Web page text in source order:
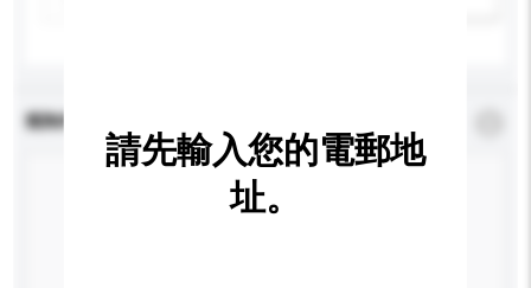
查詢內容
請先輸入您的電郵地
址。